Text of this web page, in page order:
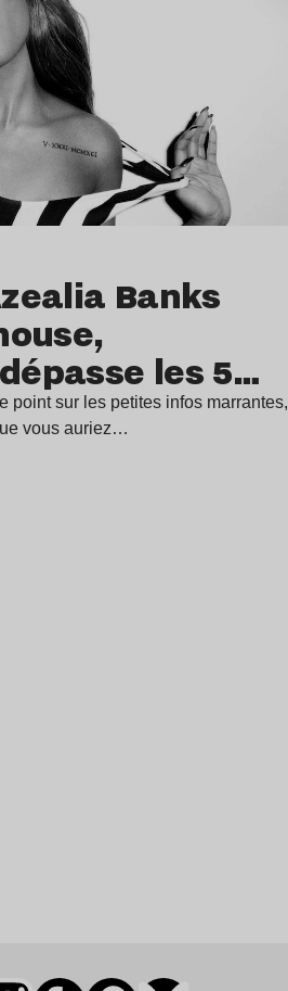
Banks
les 5
point sur les petites infos marrantes,
vous auriez…